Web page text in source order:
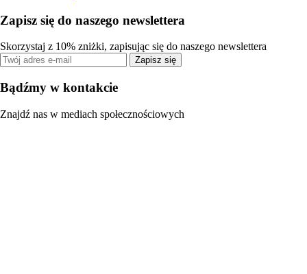
Zapisz się do naszego newslettera
Skorzystaj z 10% zniżki, zapisując się do naszego newslettera
Zapisz się
Bądźmy w kontakcie
Znajdź nas w mediach społecznościowych